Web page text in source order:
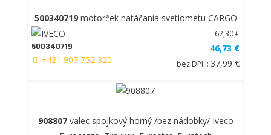
500340719motorček natáčania svetlometu CARGO
500340719
+421 907 752 320
62,30 €
46,73 €
bez DPH: 37,99 €
908807valec spojkový horný /bez nádobky/ Iveco